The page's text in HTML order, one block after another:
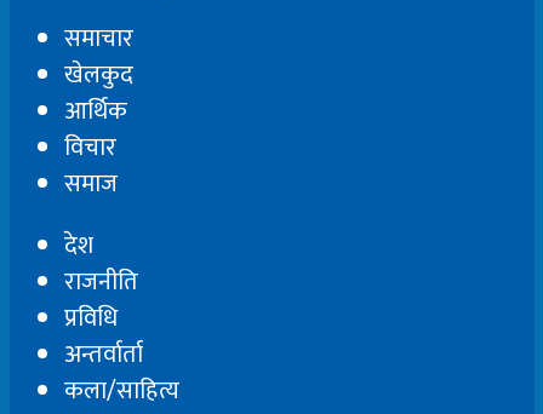
समाचार
खेलकुद
आर्थिक
विचार
समाज
देश
राजनीति
प्रविधि
अन्तर्वार्ता
कला/साहित्य